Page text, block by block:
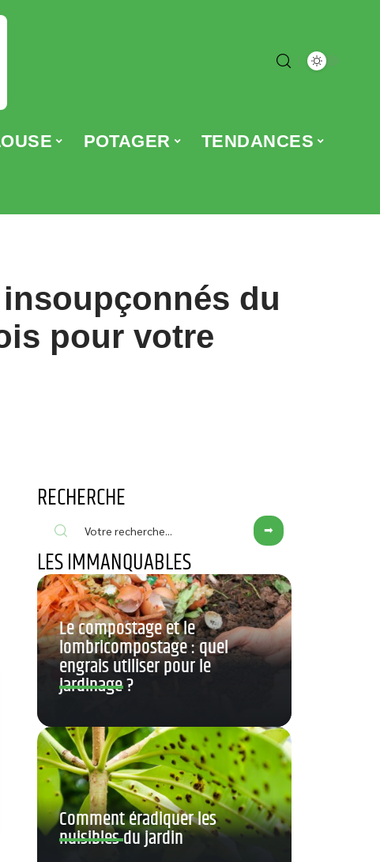
POTAGER TENDANCES
du
pour votre
RECHERCHE
LES IMMANQUABLES
Le compostage et le
lombricompostage : quel
engrais utiliser pour le
jardinage ?
Comment éradiquer les
nuisibles du jardin